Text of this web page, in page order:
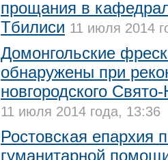
прощания в
Тбилиси 11 июля 2014
Домонгольские
обнаружены при
новгородского
11 июля 2014 года, 13:36
Ростовская епархия
гуманитарной